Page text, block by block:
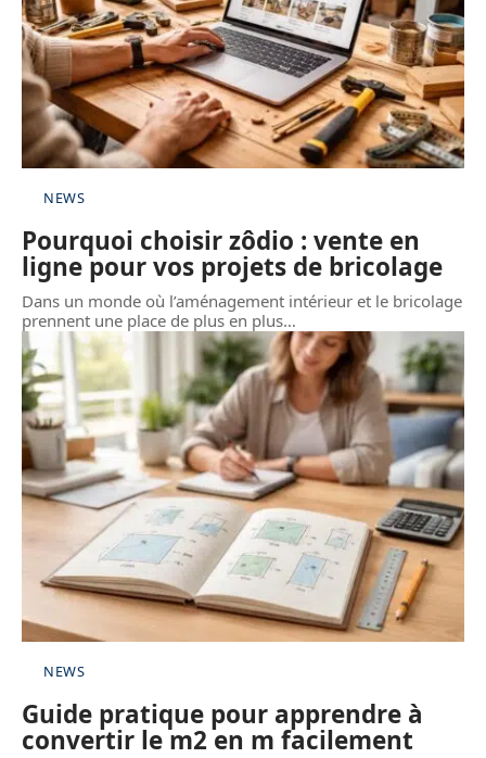
NEWS
Pourquoi choisir zôdio : vente en
ligne pour vos projets de bricolage
Dans un monde où l’aménagement intérieur et le bricolage
prennent une place de plus en plus…
NEWS
Guide pratique pour apprendre à
convertir le m2 en m facilement